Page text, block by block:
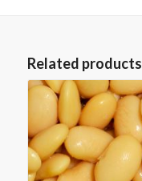
Related products